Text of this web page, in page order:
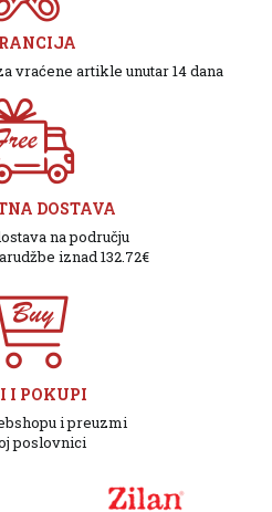
vraćene artikle unutar 14 dana
DOSTAVA
na području
iznad 132.72€
I POKUPI
i preuzmi
poslovnici